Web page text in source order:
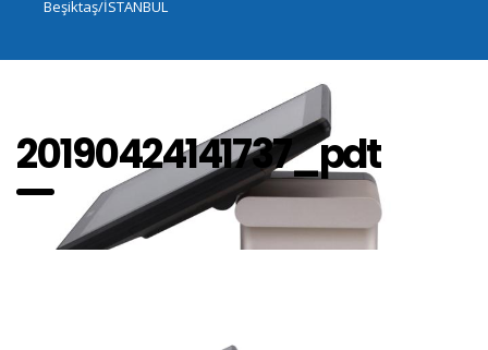
Beşiktaş/İSTANBUL
20190424141737_pdt